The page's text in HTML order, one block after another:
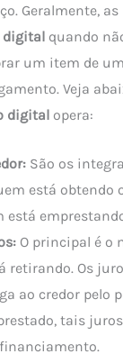
Geralmente,
digitalquando
um item de
Veja
digitalopera:
São os
está obtendo
está
O principal é o
retirando. Os
ao credor pelo
tais